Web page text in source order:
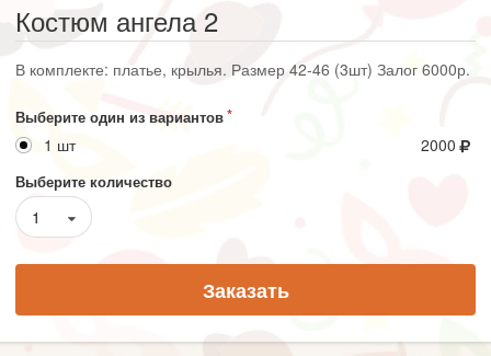
Костюм ангела 2
В комплекте: платье, крылья. Размер 42-46 (3шт) Залог 6000р.
Выберите один из вариантов
1 шт 2000
Выберите количество
1
Заказать